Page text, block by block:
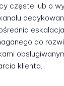
częste lub o
do
klienta.